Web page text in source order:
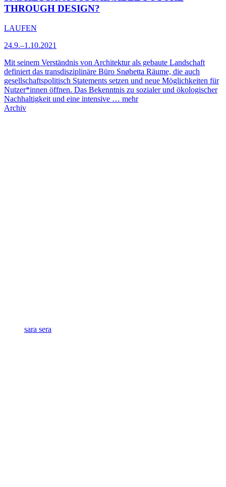
THROUGH DESIGN?
LAUFEN
24.9.–1.10.2021
Mit seinem Verständnis von Architektur als gebaute Landschaft
definiert das transdisziplinäre Büro Snøhetta Räume, die auch
gesellschaftspolitisch Statements setzen und neue Möglichkeiten für
Nutzer*innen öffnen. Das Bekenntnis zu sozialer und ökologischer
Nachhaltigkeit und eine intensive … mehr
Archiv
sara sera